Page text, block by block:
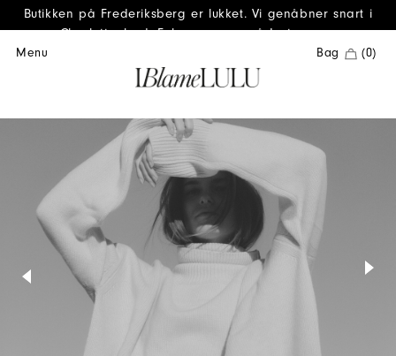
Butikken på Frederiksberg er lukket. Vi genåbner snart i
Charlottenlund. Følg os gerne på Instagram.
Menu
Bag (0)